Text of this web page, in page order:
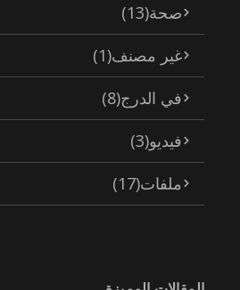
صحة(13)
غير مصنف(1)
في الدرج(8)
فيديو(3)
ملفات(17)